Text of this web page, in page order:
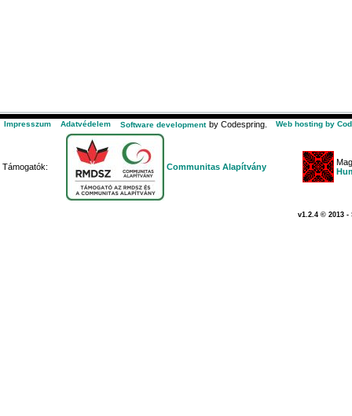
Impresszum Adatvédelem Software development by Codespring. Web hosting by
Támogatók: Communitas Alapítvány
v1.2.4 © 2013